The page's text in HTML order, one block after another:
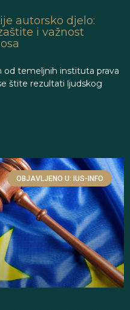
autorsko djelo:
i važnost
od temeljnih instituta prava
štite rezultati ljudskog
OBJAVLJENO U: IUS-INFO